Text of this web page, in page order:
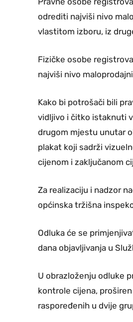
odrediti najviši nivo
vlastitom izboru, iz
Fizičke osobe
najviši nivo
Kako bi potrošači bili
vidljivo i čitko istaknuti
drugom mjestu unutar
plakat koji sadrži
cijenom i zaključanom
Za realizaciju i nadzor
općinska tržišna
Odluka će se
dana objavljivanja u
U obrazloženju odluke
kontrole cijena,
raspoređenih u dvije